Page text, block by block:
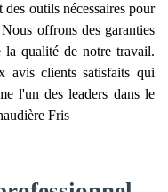
des outils nécessaires pour
offrons des garanties
la qualité de notre travail.
avis clients satisfaits qui
l'un des leaders dans le
Fris